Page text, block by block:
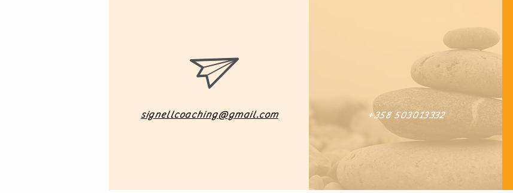
signellcoaching@gmail.com +358 503013332